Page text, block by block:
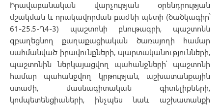
Իրավաբանական վարչության օրենդրության
մշակման և որակավորման բաժնի պետի (ծածկագիր՝
61-25.5-Ղ4-3) պաշտոնի բնութագրի, պաշտոնն
զբաղեցնող քաղաքացիական ծառայողի համար
սահմանված իրավունքների, պարտականությունների,
պաշտոնին ներկայացվող պահանջների՝ պաշտոնի
համար պահանջվող կրթության, աշխատանքային
ստաժի, մասնագիտական գիտելիքների,
կոմպետենցիաների, ինչպես նաև աշխատանքի